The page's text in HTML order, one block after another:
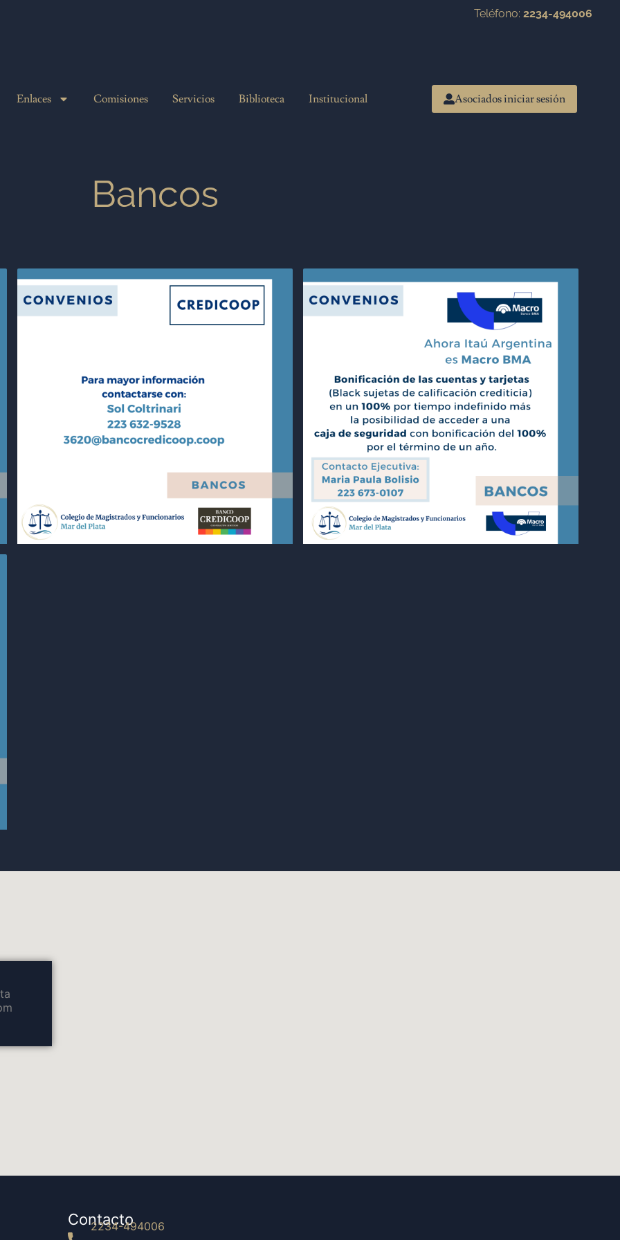
Teléfono: 2234-494006
Enlaces Comisiones Servicios Biblioteca Institucional Asociados iniciar sesión
Bancos
Contacto
2234-494006